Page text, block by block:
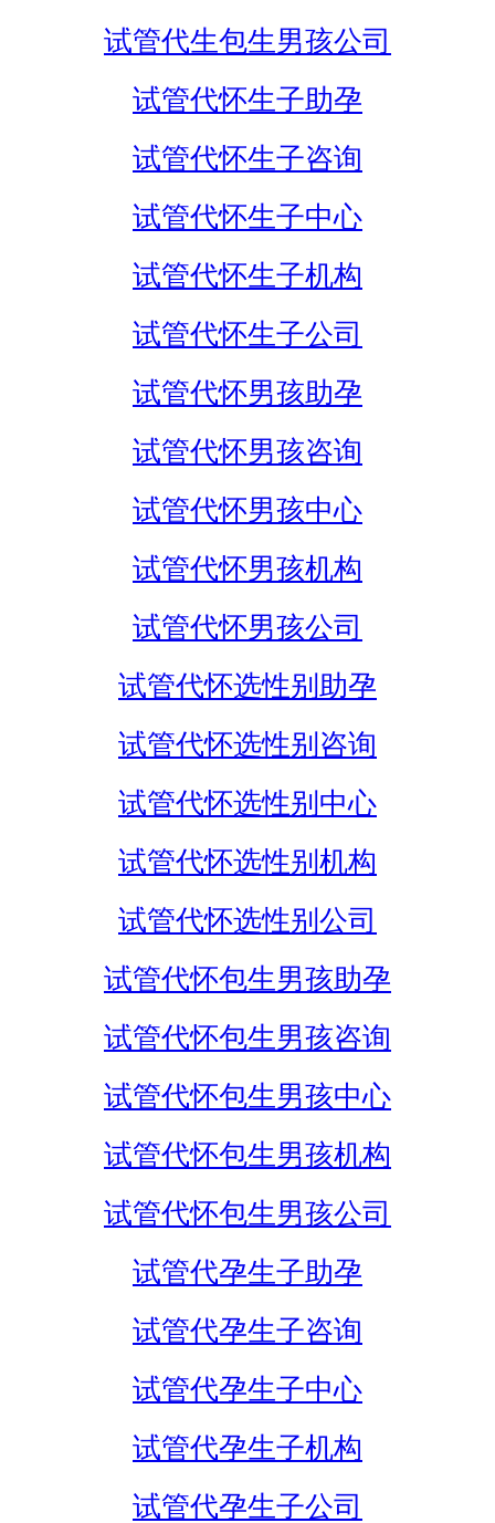
试管代生包生男孩公司
试管代怀生子助孕
试管代怀生子咨询
试管代怀生子中心
试管代怀生子机构
试管代怀生子公司
试管代怀男孩助孕
试管代怀男孩咨询
试管代怀男孩中心
试管代怀男孩机构
试管代怀男孩公司
试管代怀选性别助孕
试管代怀选性别咨询
试管代怀选性别中心
试管代怀选性别机构
试管代怀选性别公司
试管代怀包生男孩助孕
试管代怀包生男孩咨询
试管代怀包生男孩中心
试管代怀包生男孩机构
试管代怀包生男孩公司
试管代孕生子助孕
试管代孕生子咨询
试管代孕生子中心
试管代孕生子机构
试管代孕生子公司